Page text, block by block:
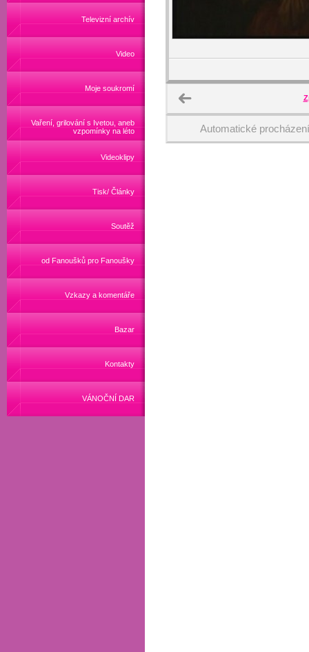
Televizní archív
Video
Moje soukromí
Vaření, grilování s Ivetou, aneb
vzpomínky na léto
Videoklipy
Tisk/ Články
Soutěž
od Fanoušků pro Fanoušky
Vzkazy a komentáře
Bazar
Kontakty
VÁNOČNÍ DAR
Automatické